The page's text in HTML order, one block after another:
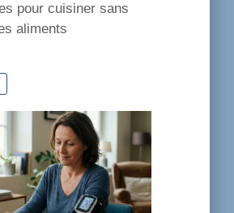
pour cuisiner sans
aliments